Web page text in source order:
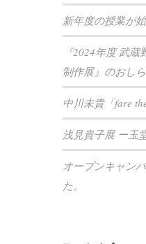
新年度の授業が
『2024年度 武
制作展』のおし
中川未貴「fare
浅見貴子展 ー玉
オープンキャン
た。